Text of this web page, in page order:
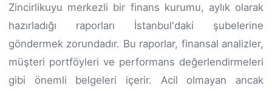
Zincirlikuyu merkezli bir finans kurumu, aylık olarak
hazırladığı raporları İstanbul'daki şubelerine
göndermek zorundadır. Bu raporlar, finansal analizler,
müşteri portföyleri ve performans değerlendirmeleri
gibi önemli belgeleri içerir. Acil olmayan ancak